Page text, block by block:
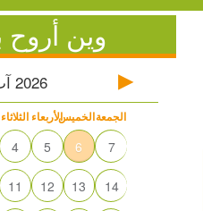
وين أروح
2026
الثلاثاء الأربعاءالخميسالجمعة
4 5 6 7
11 12 13 14